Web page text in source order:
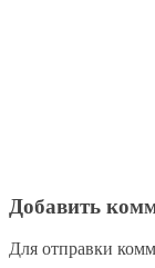
Добавить
Для отправки